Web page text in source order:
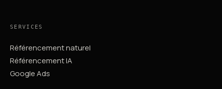
SERVICES
Référencement naturel
Référencement IA
Google Ads